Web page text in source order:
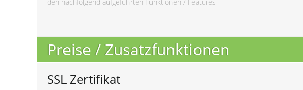
Preise / Zusatzfunktionen
SSL Zertifikat